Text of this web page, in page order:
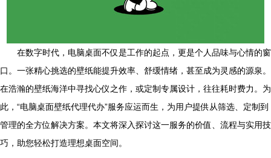
在数字时代，电脑桌面不仅是工作的起点，更是个人品味与心情的窗
口。一张精心挑选的壁纸能提升效率、舒缓情绪，甚至成为灵感的源泉。
在浩瀚的壁纸海洋中寻找心仪之作，或定制专属设计，往往耗时费力。为
此，“电脑桌面壁纸代理代办”服务应运而生，为用户提供从筛选、定制到
管理的全方位解决方案。本文将深入探讨这一服务的价值、流程与实用技
巧，助您轻松打造理想桌面空间。